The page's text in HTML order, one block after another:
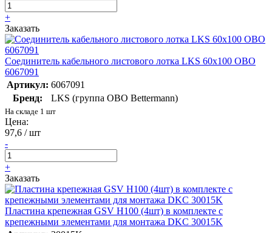
+
Заказать
Соединитель кабельного листового лотка LKS 60x100 OBO
6067091
Артикул: 6067091
Бренд:
LKS (группа OBO Bettermann)
На складе 1 шт
Цена:
97,6 / шт
-
+
Заказать
Пластина крепежная GSV H100 (4шт) в комплекте с
крепежными элементами для монтажа DKC 30015K